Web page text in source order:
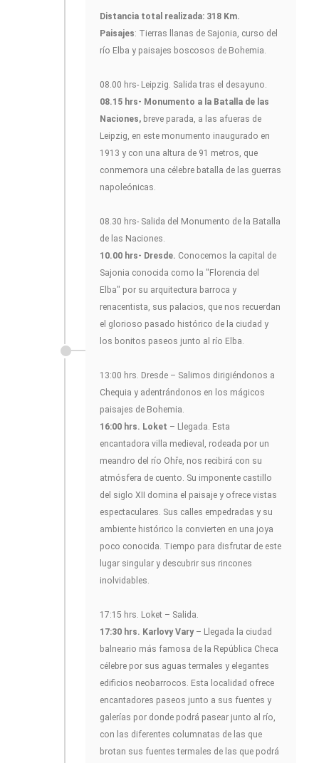
Distancia total realizada: 318 Km.
Paisajes: Tierras llanas de Sajonia, curso del
río Elba y paisajes boscosos de Bohemia.
08.00 hrs- Leipzig. Salida tras el desayuno.
08.15 hrs- Monumento a la Batalla de las
Naciones, breve parada, a las afueras de
Leipzig, en este monumento inaugurado en
1913 y con una altura de 91 metros, que
conmemora una célebre batalla de las guerras
napoleónicas.
08.30 hrs- Salida del Monumento de la Batalla
de las Naciones.
10.00 hrs- Dresde. Conocemos la capital de
Sajonia conocida como la "Florencia del
Elba" por su arquitectura barroca y
renacentista, sus palacios, que nos recuerdan
el glorioso pasado histórico de la ciudad y
los bonitos paseos junto al río Elba.
13:00 hrs. Dresde – Salimos dirigiéndonos a
Chequia y adentrándonos en los mágicos
paisajes de Bohemia.
16:00 hrs. Loket – Llegada. Esta
encantadora villa medieval, rodeada por un
meandro del río Ohře, nos recibirá con su
atmósfera de cuento. Su imponente castillo
del siglo XII domina el paisaje y ofrece vistas
espectaculares. Sus calles empedradas y su
ambiente histórico la convierten en una joya
poco conocida. Tiempo para disfrutar de este
lugar singular y descubrir sus rincones
inolvidables.
17:15 hrs. Loket – Salida.
17:30 hrs. Karlovy Vary – Llegada la ciudad
balneario más famosa de la República Checa
célebre por sus aguas termales y elegantes
edificios neobarrocos. Esta localidad ofrece
encantadores paseos junto a sus fuentes y
galerías por donde podrá pasear junto al río,
con las diferentes columnatas de las que
brotan sus fuentes termales de las que podrá